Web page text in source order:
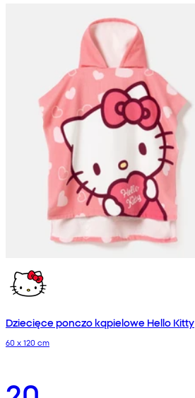
Dziecięce ponczo kąpielowe Hello Kitty
60 x 120 cm